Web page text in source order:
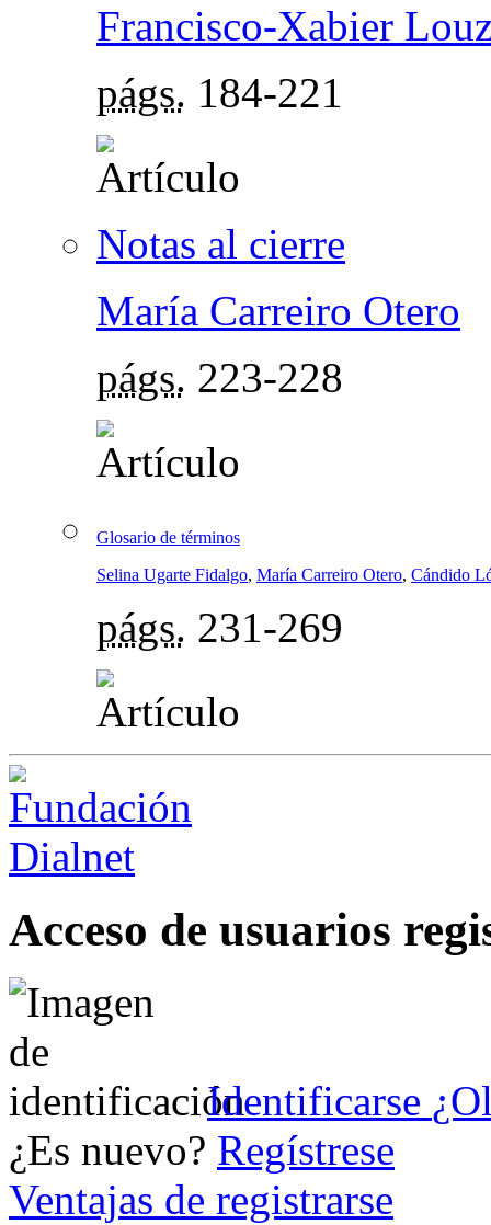
Francisco-Xabier
págs. 184-221
Notas al cierre
María Carreiro Otero
págs. 223-228
Glosario de términos
Selina Ugarte Fidalgo, María Carreiro Otero, Cándido
págs. 231-269
Acceso de usuarios
Identificarse
¿Es nuevo? Regístrese
Ventajas de registrarse